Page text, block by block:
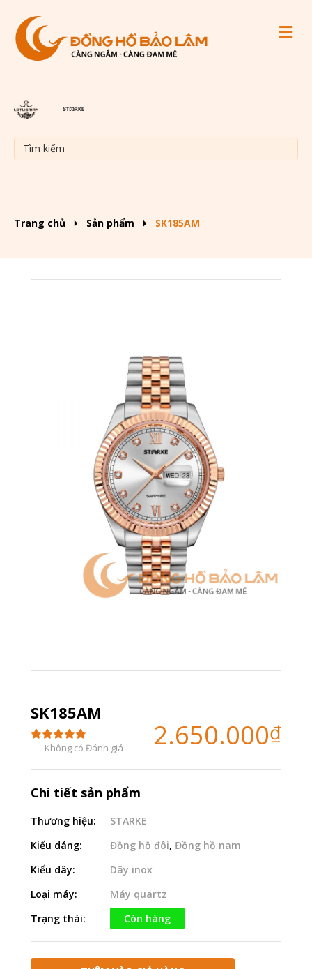
Trang chủ Sản phẩm SK185AM
SK185AM
Không có Đánh giá 2.650.000₫
Chi tiết sản phẩm
Thương hiệu:
STARKE
Kiểu dáng:
Đồng hồ đôi, Đồng hồ nam
Kiểu dây:
Dây inox
Loại máy:
Máy quartz
Trạng thái:
Còn hàng